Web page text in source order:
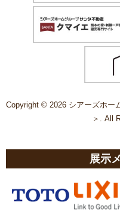
Copyright © 2026 シアーズホー
＞. All
展示